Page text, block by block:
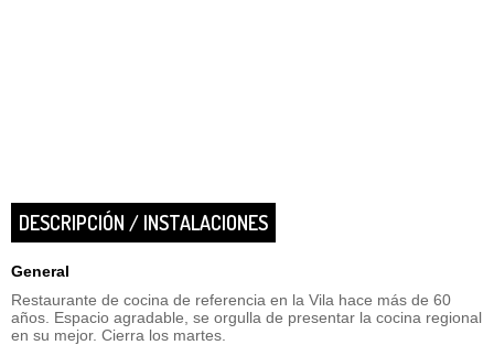
DESCRIPCIÓN / INSTALACIONES
General
Restaurante de cocina de referencia en la Vila hace más de 60
años. Espacio agradable, se orgulla de presentar la cocina regional
en su mejor. Cierra los martes.